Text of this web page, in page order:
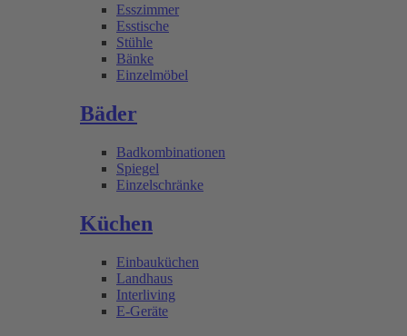
Esszimmer
Esstische
Stühle
Bänke
Einzelmöbel
Bäder
Badkombinationen
Spiegel
Einzelschränke
Küchen
Einbauküchen
Landhaus
Interliving
E-Geräte